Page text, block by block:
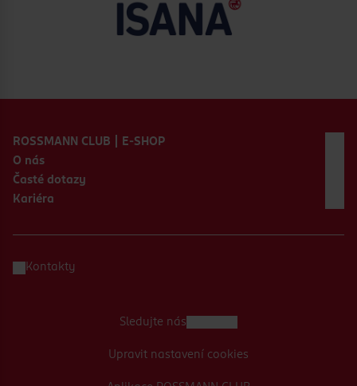
ROSSMANN CLUB | E-SHOP
O nás
Časté dotazy
Kariéra
Kontakty
Sledujte nás
Upravit nastavení cookies